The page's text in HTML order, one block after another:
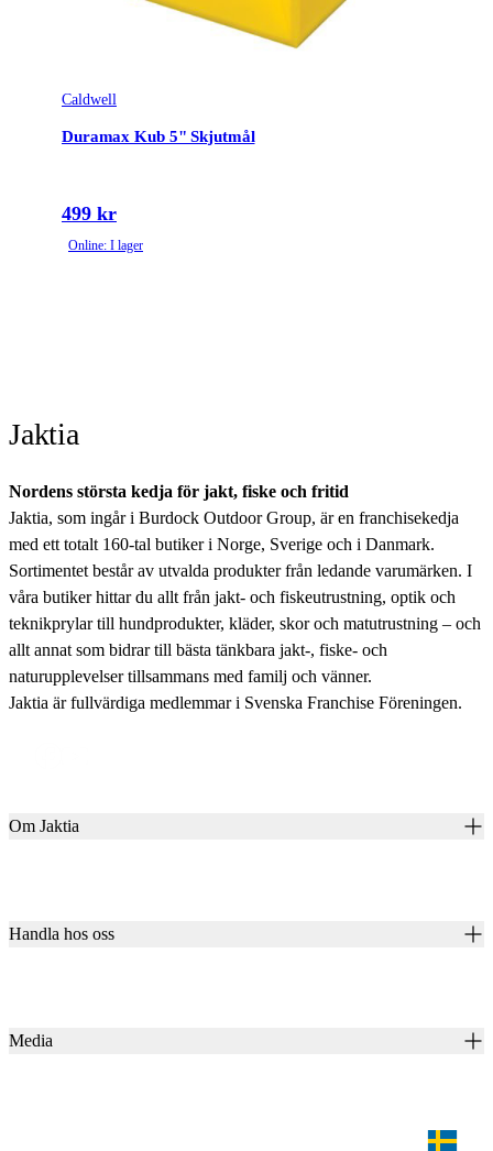
Caldwell
Duramax Kub 5" Skjutmål
499 kr
Online: I lager
Jaktia
Nordens största kedja för jakt, fiske och fritid
Jaktia, som ingår i Burdock Outdoor Group, är en franchisekedja
med ett totalt 160-tal butiker i Norge, Sverige och i Danmark.
Sortimentet består av utvalda produkter från ledande varumärken. I
våra butiker hittar du allt från jakt- och fiskeutrustning, optik och
teknikprylar till hundprodukter, kläder, skor och matutrustning – och
allt annat som bidrar till bästa tänkbara jakt-, fiske- och
naturupplevelser tillsammans med familj och vänner.
Jaktia är fullvärdiga medlemmar i Svenska Franchise Föreningen.
Om Jaktia
Karriär
Jaktia Brand Guidelines
Handla hos oss
Köpvillkor för företagskunder
Media